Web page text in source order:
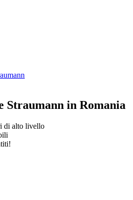
Straumann in Romania
di alto livello